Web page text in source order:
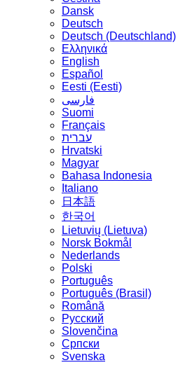
Dansk
Deutsch
Deutsch (Deutschland)
Ελληνικά
English
Español
Eesti (Eesti)
فارسی
Suomi
Français
עברית
Hrvatski
Magyar
Bahasa Indonesia
Italiano
日本語
한국어
Lietuvių (Lietuva)
‪Norsk Bokmål‬
Nederlands
Polski
Português
Português (Brasil)
Română
Русский
Slovenčina
Српски
Svenska